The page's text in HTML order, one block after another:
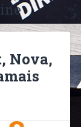
Nova,